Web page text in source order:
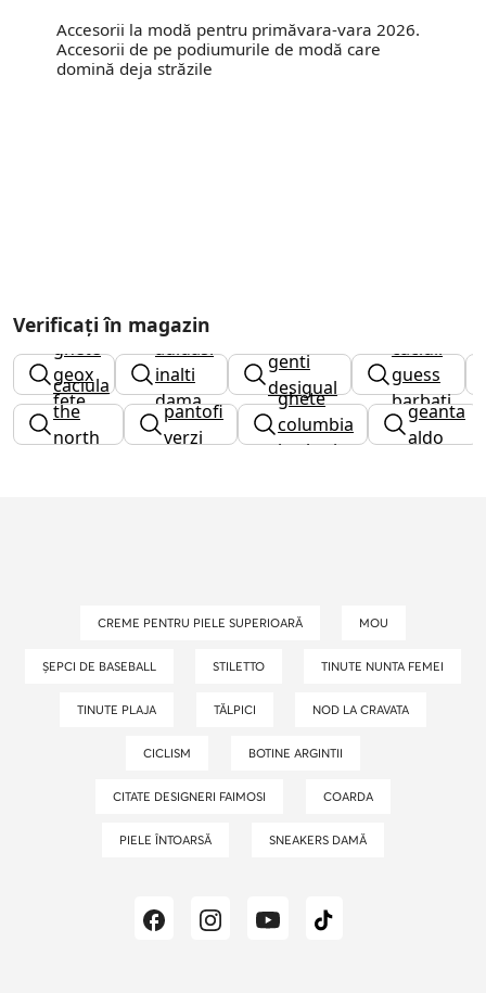
Accesorii la modă pentru primăvara-vara 2026.
Accesorii de pe podiumurile de modă care
domină deja străzile
Verificați în magazin
ghete
geox
fete
adidasi
inalti
dama
genti
desigual
caciuli
guess
barbati
caciula
the
north
pantofi
verzi
ghete
columbia
barbati
geanta
aldo
CREME PENTRU PIELE SUPERIOARĂ MOU
ȘEPCI DE BASEBALL STILETTO TINUTE NUNTA FEMEI
TINUTE PLAJA TĂLPICI NOD LA CRAVATA
CICLISM BOTINE ARGINTII
CITATE DESIGNERI FAIMOSI COARDA
PIELE ÎNTOARSĂ SNEAKERS DAMĂ